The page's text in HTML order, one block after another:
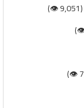
(9,051 👁️)